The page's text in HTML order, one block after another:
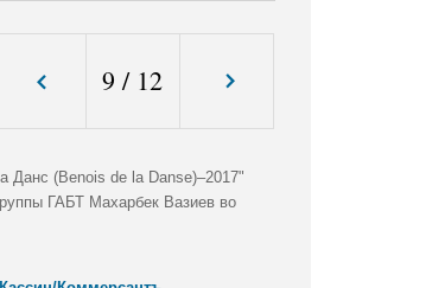
9 / 12
Данс (Benois de la Danse)–2017"
ГАБТ Махарбек Вазиев во